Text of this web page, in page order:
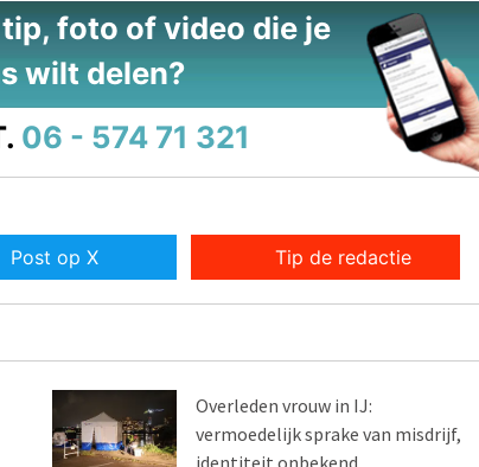
foto of video die je
wilt delen?
06 - 574 71 321
Post op X Tip de redactie
Overleden vrouw in IJ:
vermoedelijk sprake van misdrijf,